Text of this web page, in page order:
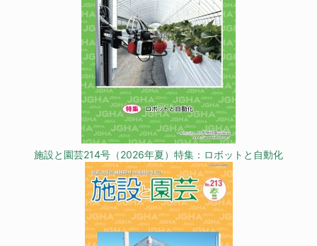
施設と園芸214号（2026年夏）特集：ロボットと自動化